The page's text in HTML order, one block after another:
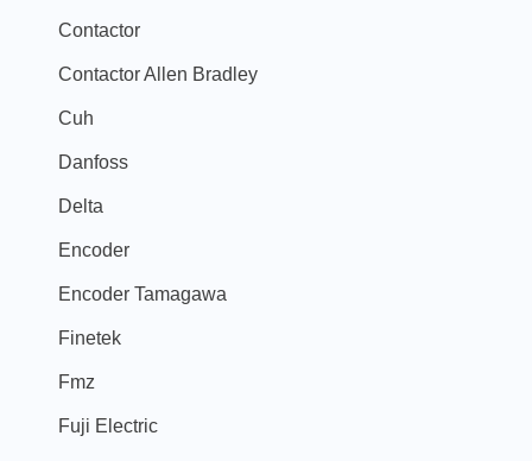
Contactor
Contactor Allen Bradley
Cuh
Danfoss
Delta
Encoder
Encoder Tamagawa
Finetek
Fmz
Fuji Electric